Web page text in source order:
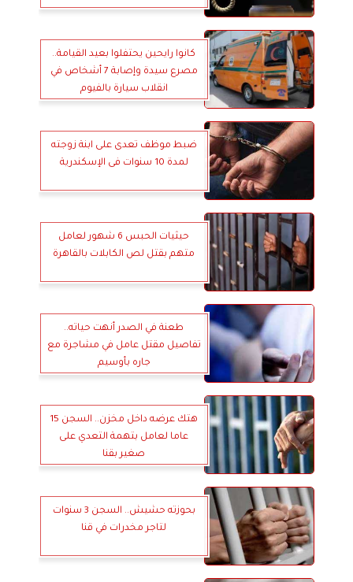
كانوا رايحين يحتفلوا بعيد القيامة..
مصرع سيدة وإصابة 7 أشخاص في
انقلاب سيارة بالفيوم
ضبط موظف تعدى على ابنة زوجته
لمدة 10 سنوات فى الإسكندرية
حيثيات الحبس 6 شهور لعامل
متهم بقتل لص الكابلات بالقاهرة
طعنة في الصدر أنهت حياته..
تفاصيل مقتل عامل في مشاجرة مع
جاره بأوسيم
هتك عرضه داخل مخزن.. السجن 15
عاما لعامل بتهمة التعدي على
صغير بقنا
بحوزته حشيش.. السجن 3 سنوات
لتاجر مخدرات في قنا